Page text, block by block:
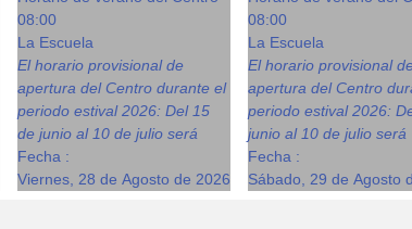
08:00
La Escuela
El horario provisional de
apertura del Centro durante el
periodo estival 2026: Del 15
de junio al 10 de julio será
Fecha :
Viernes, 28 de Agosto de 2026
08:00
La Escuela
El horario provisional
apertura del Centro
periodo estival 2026:
junio al 10 de julio será
Fecha :
Sábado, 29 de Agosto